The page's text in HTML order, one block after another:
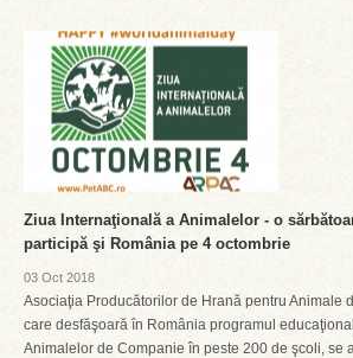
Ziua Internaţională a Animalelor - o
participă şi România pe 4 octombrie
03 Oct 2018
Asociaţia Producătorilor de Hrană pentru Animale
care desfăşoară în România programul
Animalelor de Companie în peste 200 de şcoli, se